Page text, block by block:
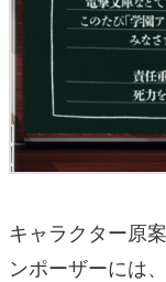
キャラクター原
ンポーザーには